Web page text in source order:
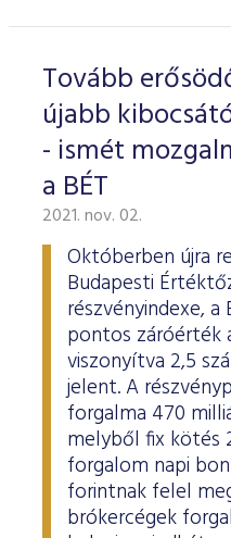
Tovább
újabb
- ismét
a BÉT
2021. nov. 02.
Októberben újra
Budapesti
részvényindexe, a
pontos záróérték
viszonyítva 2,5
jelent. A
forgalma 470
melyből fix kötés
forgalom napi
forintnak felel
brókercégek